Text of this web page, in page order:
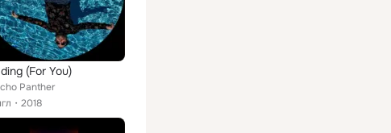
(For You)
Panther
2018